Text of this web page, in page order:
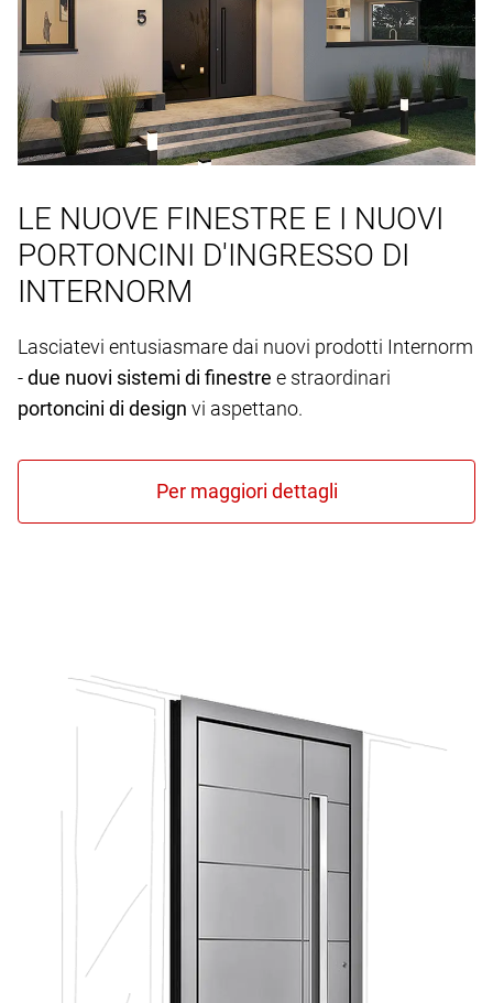
LE NUOVE FINESTRE E I NUOVI
PORTONCINI D'INGRESSO DI
INTERNORM
Lasciatevi entusiasmare dai nuovi prodotti Internorm
-due nuovi sistemi di finestre e straordinari
portoncini di design vi aspettano.